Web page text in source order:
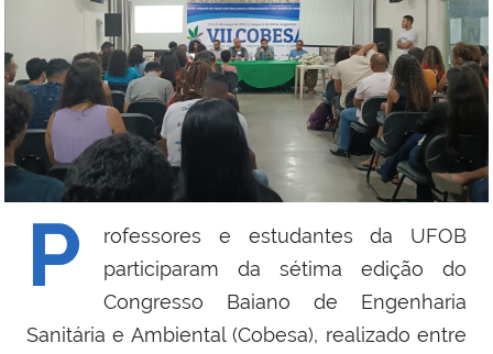
P
rofessores e estudantes da UFOB
participaram da sétima edição do
Congresso Baiano de Engenharia
Sanitária e Ambiental (Cobesa), realizado entre